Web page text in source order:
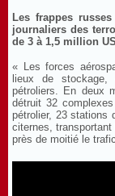
Les frappes
journaliers des
de 3 à 1,5 million
« Les forces
lieux de
pétroliers. En deux
détruit 32
pétrolier, 23 stations
citernes,
près de moitié le